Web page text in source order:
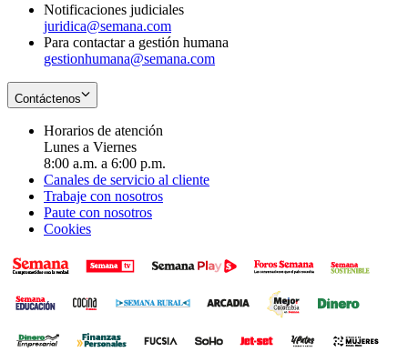
Notificaciones judiciales
juridica@semana.com
Para contactar a gestión humana
gestionhumana@semana.com
Contáctenos
Horarios de atención
Lunes a Viernes
8:00 a.m. a 6:00 p.m.
Canales de servicio al cliente
Trabaje con nosotros
Paute con nosotros
Cookies